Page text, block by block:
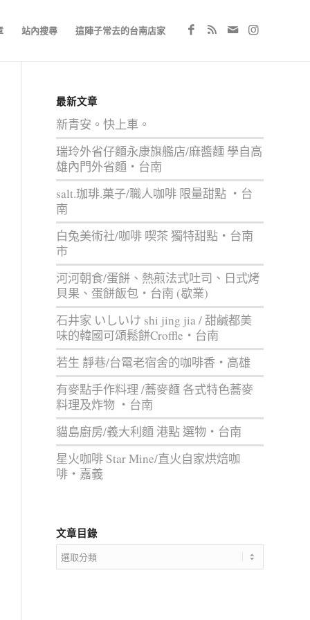
站內搜尋 這陣子常去的台南店家
最新文章
新青安。快上車。
瑞玲外省仔麵永康旗艦店/麻醬麵 學自高
雄內門外省麵‧台南
salt.珈琲.菓子/職人咖啡 限量甜點 ‧台
南
白兔美術社/咖啡 喫茶 獨特甜點‧台南
市
河河朝食/蛋餅、熱煎法式吐司、日式烤
貝果、蛋餅飯包‧台南 (歇業)
石井家 いしいけ shi jing jia / 甜鹹都美
味的韓國可頌鬆餅Croffle‧台南
若生 靜巷/台電老宿舍的咖啡香‧高雄
有麥點手作料理 /蕎麥麵 各式特色蕎麥
料理及炸物 ‧台南
貓島廚房/義大利麵 港點 選物‧台南
星火咖啡 Star Mine/直火自家烘焙咖
啡‧嘉義
文章目錄
文
章